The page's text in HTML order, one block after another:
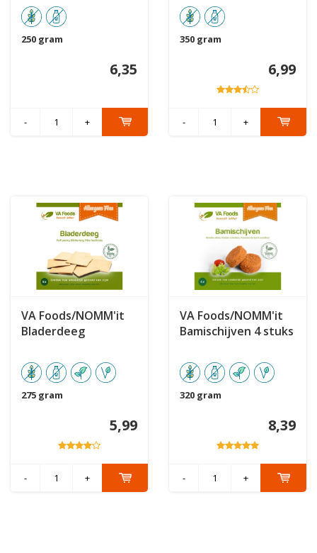
250 gram
6,35
- +
350 gram
6,99
- +
VA Foods/NOMM'it
Bladerdeeg
275 gram
5,99
- +
VA Foods/NOMM'it
Bamischijven 4 stuks
320 gram
8,39
- +